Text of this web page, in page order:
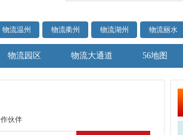
物流温州 物流衢州 物流湖州 物流丽水
物流园区 物流大通道 56地图
伙伴